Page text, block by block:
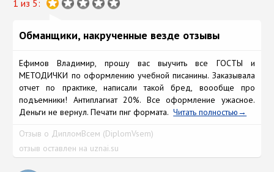
1 из 5:
Обманщики, накрученные везде отзывы
Ефимов Владимир, прошу вас выучить все ГОСТЫ и
МЕТОДИЧКИ по оформлению учебной писанины. Заказывала
отчет по практике, написали такой бред, воообще про
подъемники! Антиплагиат 20%. Все оформление ужасное.
Деньги не вернул. Печати пнг формата.Читать полностью
Отзыв о ДипломВсем (DiplomVsem)
отзыв оставлен на uznai.su